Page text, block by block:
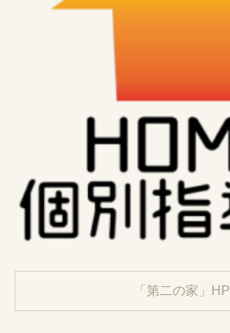
「第二の家」HP